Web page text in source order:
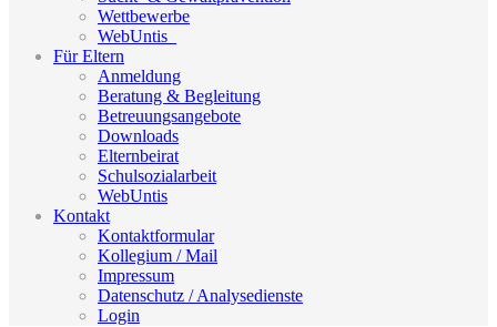
Wettbewerbe
WebUntis_
Für Eltern
Anmeldung
Beratung & Begleitung
Betreuungsangebote
Downloads
Elternbeirat
Schulsozialarbeit
WebUntis
Kontakt
Kontaktformular
Kollegium / Mail
Impressum
Datenschutz / Analysedienste
Login